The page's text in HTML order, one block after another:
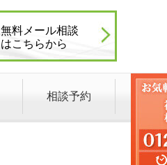
無料メール相談
はこちらから
相談予約